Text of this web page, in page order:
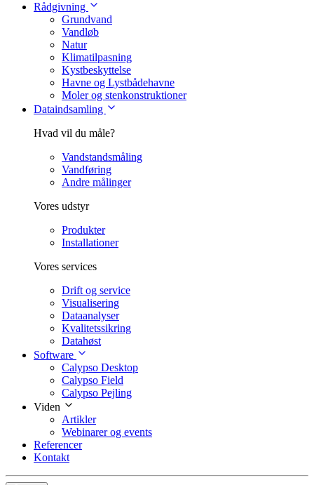
Rådgivning
Grundvand
Vandløb
Natur
Klimatilpasning
Kystbeskyttelse
Havne og Lystbådehavne
Moler og stenkonstruktioner
Dataindsamling
Hvad vil du måle?
Vandstandsmåling
Vandføring
Andre målinger
Vores udstyr
Produkter
Installationer
Vores services
Drift og service
Visualisering
Dataanalyser
Kvalitetssikring
Datahøst
Software
Calypso Desktop
Calypso Field
Calypso Pejling
Viden
Artikler
Webinarer og events
Referencer
Kontakt